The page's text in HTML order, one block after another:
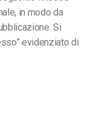
in modo da
Si
evidenziato di